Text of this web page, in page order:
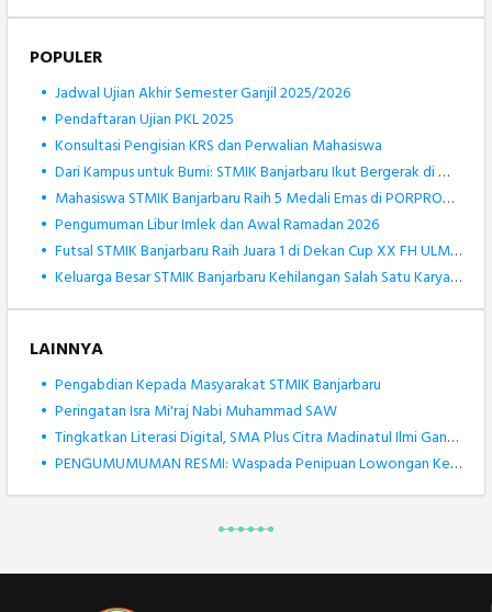
POPULER
• Jadwal Ujian Akhir Semester Ganjil 2025/2026
• Pendaftaran Ujian PKL 2025
• Konsultasi Pengisian KRS dan Perwalian Mahasiswa
• Dari Kampus untuk Bumi: STMIK Banjarbaru Ikut Bergerak di World Cleanup Day 2025
• Mahasiswa STMIK Banjarbaru Raih 5 Medali Emas di PORPROV Kalsel XII 2025
• Pengumuman Libur Imlek dan Awal Ramadan 2026
• Futsal STMIK Banjarbaru Raih Juara 1 di Dekan Cup XX FH ULM 2025
• Keluarga Besar STMIK Banjarbaru Kehilangan Salah Satu Karyawan Terbaiknya, Muhammad Rizki Noor
LAINNYA
• Pengabdian Kepada Masyarakat STMIK Banjarbaru
• Peringatan Isra Mi'raj Nabi Muhammad SAW
• Tingkatkan Literasi Digital, SMA Plus Citra Madinatul Ilmi Gandeng STMIK Banjarbaru dalam Pengenalan Robotik
• PENGUMUMUMAN RESMI: Waspada Penipuan Lowongan Kerja Atas Nama STMIK Banjarbaru